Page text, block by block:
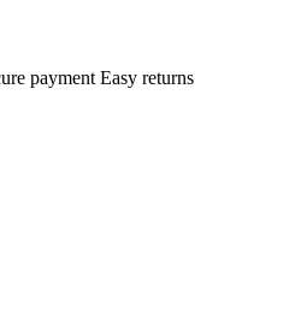
payment Easy returns